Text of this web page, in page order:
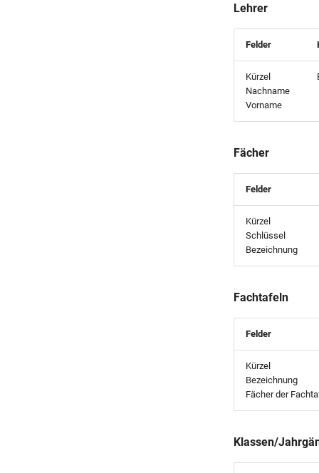
Lehrer
Felder
Kürzel
Nachname
Vorname
Fächer
Felder
Kürzel
Schlüssel
Bezeichnung
Fachtafeln
Felder
Kürzel
Bezeichnung
Fächer der
Klassen/